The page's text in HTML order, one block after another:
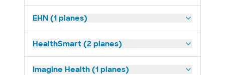
EHN (1 planes)
HealthSmart (2 planes)
Imagine Health (1 planes)